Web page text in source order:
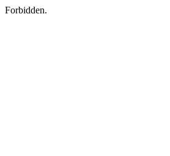
Forbidden.